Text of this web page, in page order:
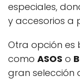
especiales,
y accesorios a
Otra opción es
como ASOS o
gran selección